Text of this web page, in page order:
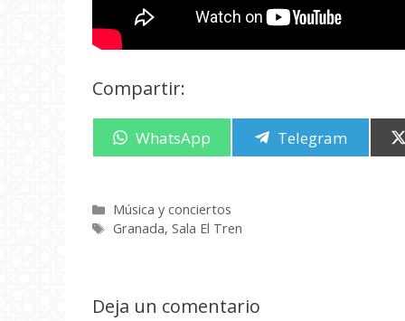
Compartir:
Compartir
en
WhatsApp Compartir
en
Telegram
Categorías
Música y conciertos
Etiquetas
Granada,Sala El Tren
Deja un comentario